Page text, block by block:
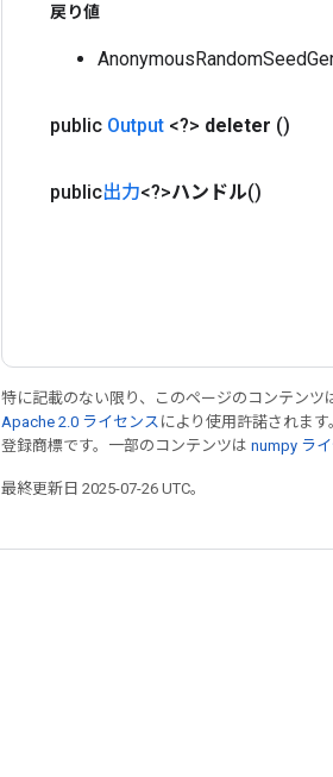
戻り値
public Output <?> deleter ()
public出力<?>ハンドル()
特に記載のない限り、このページのコンテンツ
Apache 2.0 ライセンス により使用許諾されます
登録商標です。一部のコンテンツは numpy ラ
最終更新日 2025-07-26 UTC。